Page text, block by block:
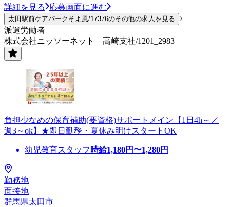
詳細を見る 応募画面に進む
太田駅前ケアパークそよ風/17376のその他の求人を見る
派遣労働者
株式会社ニッソーネット 高崎支社/1201_2983
負担少なめの保育補助(要資格)サポートメイン【1日4h～／
週3～ok】★即日勤務・夏休み明けスタートOK
幼児教育スタッフ 時給1,180円〜1,280円
勤務地
面接地
群馬県太田市